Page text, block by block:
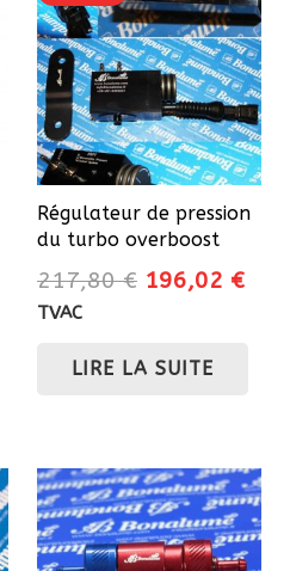
plusieurs
variations.
Les
options
Régulateur de pression
du turbo overboost
217,80€ Le
était :
196,02 €Le
TVAC
LIRE LA SUITE